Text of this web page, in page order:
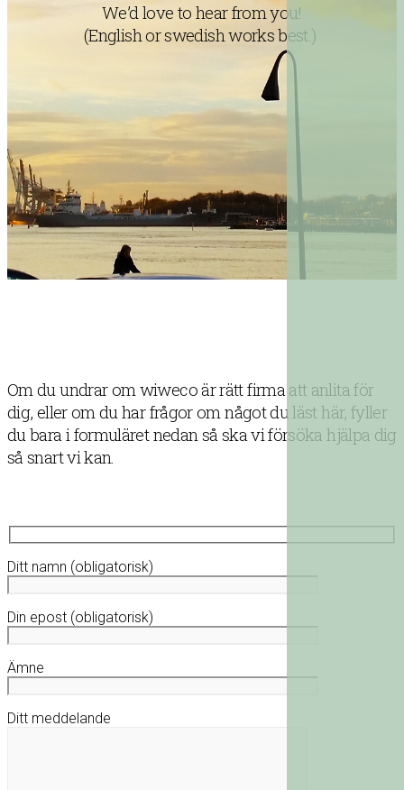
We’d love to hear from you!
(English or swedish works best.)
Om du undrar om wiweco är rätt firma att anlita för
dig, eller om du har frågor om något du läst här, fyller
du bara i formuläret nedan så ska vi försöka hjälpa dig
så snart vi kan.
Ditt namn (obligatorisk)
Din epost (obligatorisk)
Ämne
Ditt meddelande